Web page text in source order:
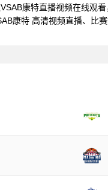
康特直播视频在线观
康特 高清视频直播、比赛